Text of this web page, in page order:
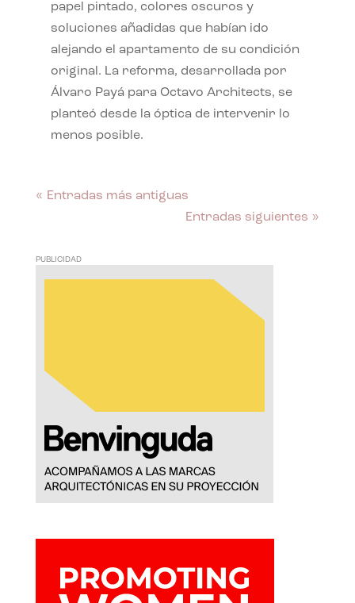
papel pintado, colores oscuros y
soluciones añadidas que habían ido
alejando el apartamento de su condición
original. La reforma, desarrollada por
Álvaro Payá para Octavo Architects, se
planteó desde la óptica de intervenir lo
menos posible.
« Entradas más antiguas
Entradas siguientes »
PUBLICIDAD